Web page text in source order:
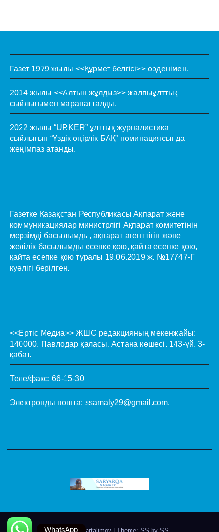
Газет 1979 жылы <<Құрмет белгісі>> орденімен.
2014 жылы <<Алтын жұлдыз>> жалпыұлттық
сыйлығымен марапатталды.
2022 жылы “URKER” ұлттық журналистика
сыйлығын “Үздік өңірлік БАҚ” номинациясында
жеңімпаз атанды.
Газетке Қазақстан Республикасы Ақпарат және
коммуникациялар министрлігі Ақпарат комитетінің
мерзімді басылымды, ақпарат агенттігін және
желілік басылымды есепке қою, қайта есепке қою,
қайта есепке қою туралы 19.06.2019 ж. №17747-Г
куәлігі берілген.
<<Ертіс Медиа>> ЖШС редакцияның мекенжайы:
140000, Павлодар қаласы, Астана көшесі, 143-үй. 3-
қабат.
Теле/факс: 66-15-30
Электронды пошта: ssamaly29@gmail.com.
Theme by @artalimov Theme: SS by SS
WhatsApp